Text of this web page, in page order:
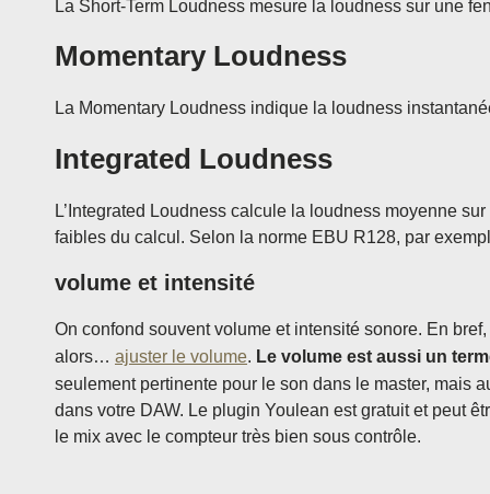
La Short-Term Loudness mesure la loudness sur une
Momentary Loudness
La Momentary Loudness indique la loudness
Integrated Loudness
L’Integrated Loudness calcule la loudness moyenne
faibles du calcul. Selon la norme EBU R128, par
volume et intensité
On confond souvent volume et intensité sonore. En
alors… ajuster le volume. Le volume est aussi un
seulement pertinente pour le son dans le master, mais
dans votre DAW. Le plugin Youlean est gratuit et peut
le mix avec le compteur très bien sous contrôle.